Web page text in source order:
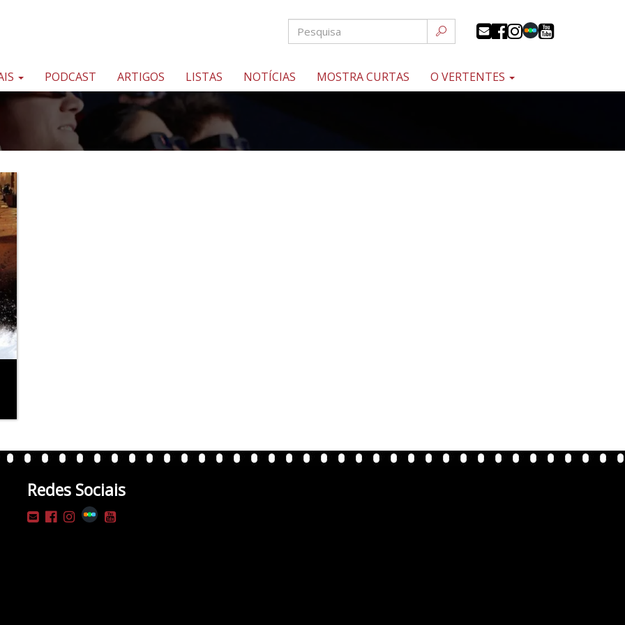
PODCAST ARTIGOS LISTAS NOTÍCIAS MOSTRA CURTAS O VERTENTES
Redes Sociais